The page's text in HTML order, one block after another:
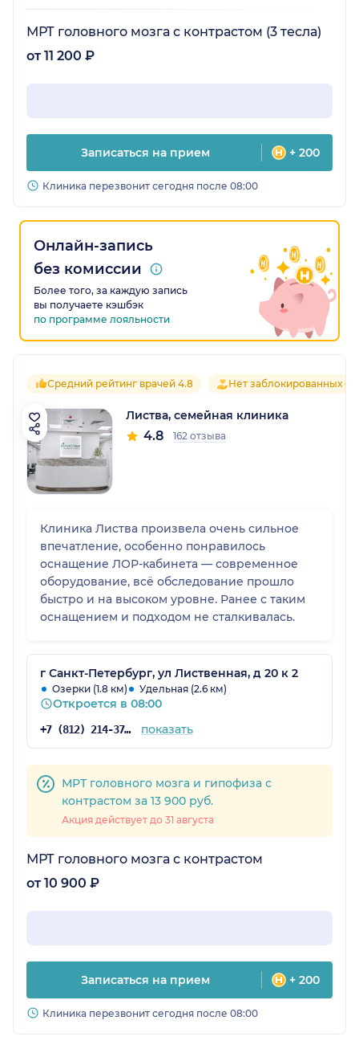
МРТ головного мозга с контрастом (3 тесла)
от 11 200 ₽
Записаться на прием + 200
Клиника перезвонит сегодня после 08:00
Онлайн-запись
без комиссии
Более того, за каждую запись
вы получаете кэшбэк
по программе лояльности
Средний рейтинг врачей 4.8 Нет заблокированных
Листва, семейная клиника
4.8 162 отзыва
Клиника Листва произвела очень сильное
впечатление, особенно понравилось
оснащение ЛОР-кабинета — современное
оборудование, всё обследование прошло
быстро и на высоком уровне. Ранее с таким
оснащением и подходом не сталкивалась.
г Санкт-Петербург, ул Лиственная, д 20 к 2
Озерки (1.8 км) Удельная (2.6 км)
Откроется в 08:00
+7 (812) 214-37-93 показать
МРТ головного мозга и гипофиза с
контрастом за 13 900 руб.
Акция действует до 31 августа
МРТ головного мозга с контрастом
от 10 900 ₽
Записаться на прием + 200
Клиника перезвонит сегодня после 08:00